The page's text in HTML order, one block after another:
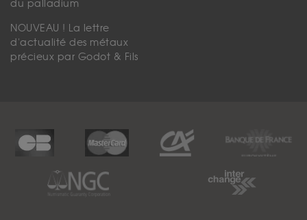
du palladium
NOUVEAU ! La lettre
d'actualité des métaux
précieux par Godot & Fils